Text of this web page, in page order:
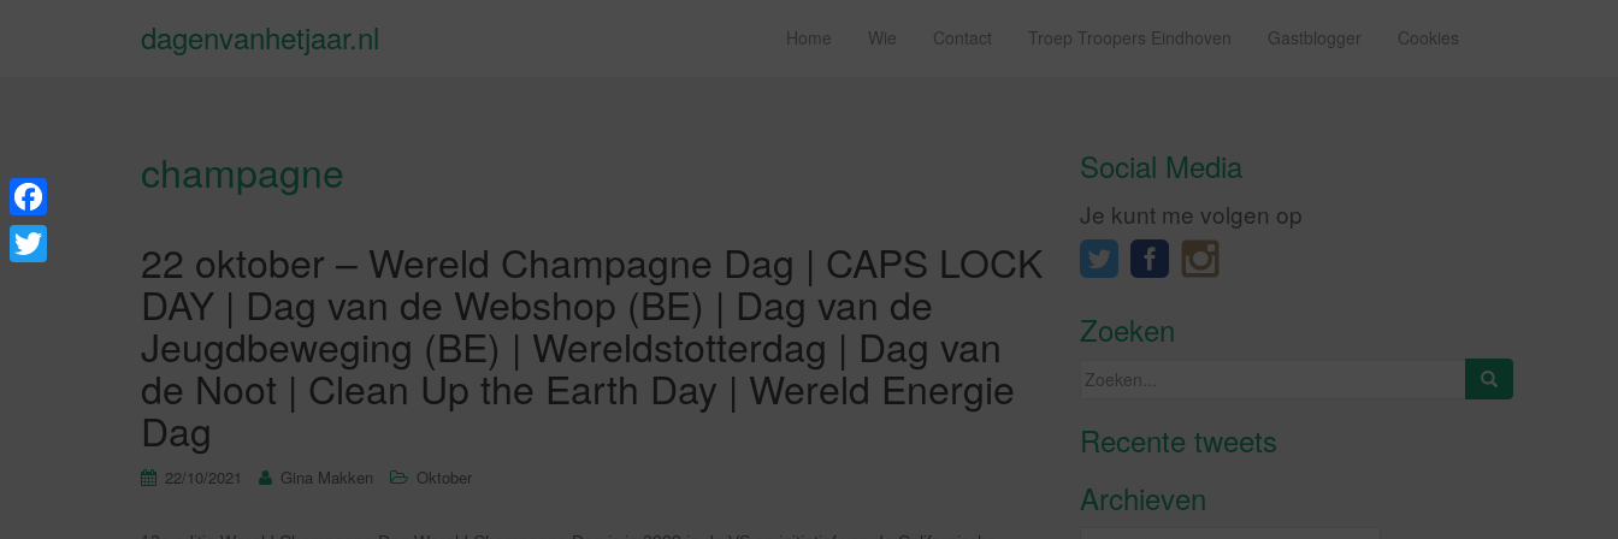
dagenvanhetjaar.nl Home Wie Contact Troep Troopers Eindhoven Gastblogger Cookies
champagne
22 oktober – Wereld Champagne Dag | CAPS LOCK
DAY | Dag van de Webshop (BE) | Dag van de
Jeugdbeweging (BE) | Wereldstotterdag | Dag van
de Noot | Clean Up the Earth Day | Wereld Energie
Dag
22/10/2021 Gina Makken Oktober
Social Media
Je kunt me volgen op
Zoeken
Zoeken
Recente tweetsKlik om marketing cookies te
Archieven
F